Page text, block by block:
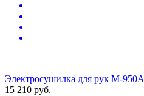
Электросушилка для рук M-
15 210 руб.